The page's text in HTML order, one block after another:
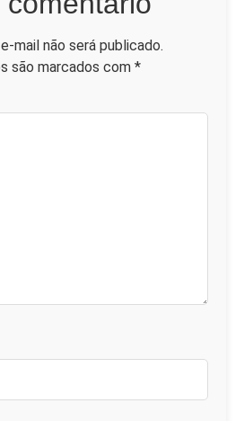
mail não será publicado.
são marcados com *